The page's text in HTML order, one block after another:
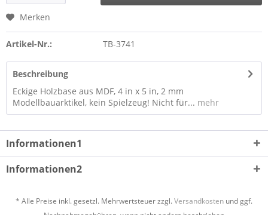
Merken
Artikel-Nr.: TB-3741
Beschreibung
Eckige Holzbase aus MDF, 4 in x 5 in, 2 mm
Modellbauarktikel, kein Spielzeug! Nicht für... mehr
Informationen1
Informationen2
* Alle Preise inkl. gesetzl. Mehrwertsteuer zzgl.Versandkosten und ggf.